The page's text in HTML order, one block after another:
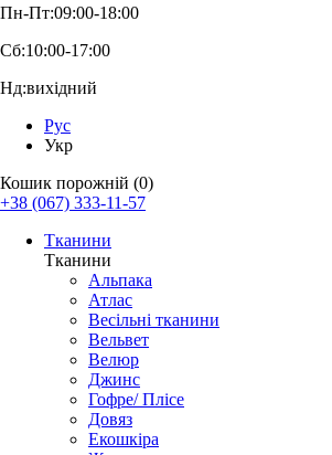
Пн-Пт:09:00-18:00
Сб:10:00-17:00
Нд:вихідний
Рус
Укр
Кошик порожній (0)
+38 (067) 333-11-57
Тканини
Тканини
Альпака
Атлас
Весільні тканини
Вельвет
Велюр
Джинс
Гофре/ Плісе
Довяз
Екошкіра